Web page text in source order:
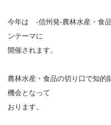
今年は -信州発-農林水産・食
ンテーマに
開催されます。
農林水産・食品の切り口で知
機会となって
おります。